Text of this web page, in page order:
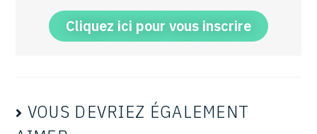
Cliquez ici pour vous inscrire
VOUS DEVRIEZ ÉGALEMENT